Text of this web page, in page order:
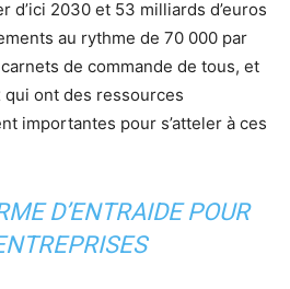
d’ici 2030 et 53 milliards d’euros
au rythme de 70 000 par
de commande de tous, et
ont des ressources
importantes pour s’atteler à ces
D’ENTRAIDE POUR